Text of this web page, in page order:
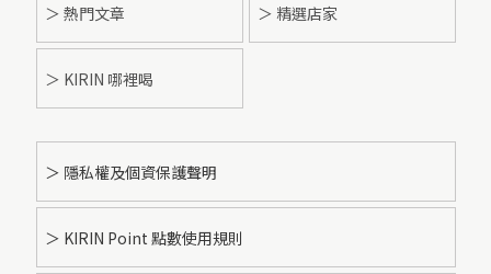
＞ 熱門文章 ＞ 精選店家
＞ KIRIN 哪裡喝
＞ 隱私權及個資保護聲明
＞ KIRIN Point 點數使用規則